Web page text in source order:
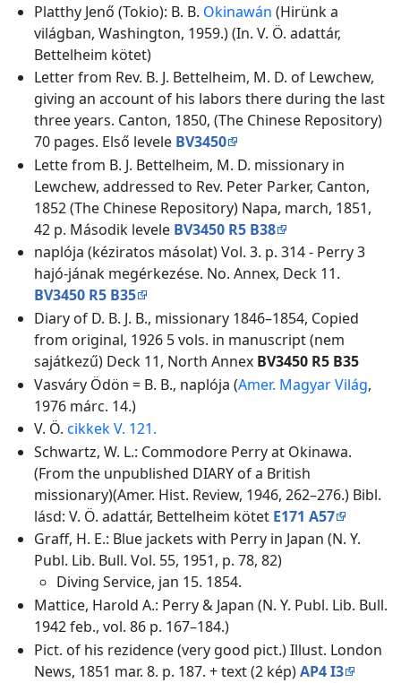
Platthy Jenő (Tokio): B. B. Okinawán (Hirünk a
világban, Washington, 1959.) (In. V. Ö. adattár,
Bettelheim kötet)
Letter from Rev. B. J. Bettelheim, M. D. of Lewchew,
giving an account of his labors there during the last
three years. Canton, 1850, (The Chinese Repository)
70 pages. Első levele BV3450
Lette from B. J. Bettelheim, M. D. missionary in
Lewchew, addressed to Rev. Peter Parker, Canton,
1852 (The Chinese Repository) Napa, march, 1851,
42 p. Második levele BV3450 R5 B38
naplója (kéziratos másolat) Vol. 3. p. 314 - Perry 3
hajó-jának megérkezése. No. Annex, Deck 11.
BV3450 R5 B35
Diary of D. B. J. B., missionary 1846–1854, Copied
from original, 1926 5 vols. in manuscript (nem
sajátkezű) Deck 11, North Annex BV3450 R5 B35
Vasváry Ödön = B. B., naplója (Amer. Magyar Világ,
1976 márc. 14.)
V. Ö. cikkek V. 121.
Schwartz, W. L.: Commodore Perry at Okinawa.
(From the unpublished DIARY of a British
missionary)(Amer. Hist. Review, 1946, 262–276.) Bibl.
lásd: V. Ö. adattár, Bettelheim kötet E171 A57
Graff, H. E.: Blue jackets with Perry in Japan (N. Y.
Publ. Lib. Bull. Vol. 55, 1951, p. 78, 82)
Diving Service, jan 15. 1854.
Mattice, Harold A.: Perry & Japan (N. Y. Publ. Lib. Bull.
1942 feb., vol. 86 p. 167–184.)
Pict. of his rezidence (very good pict.) Illust. London
News, 1851 mar. 8. p. 187. + text (2 kép)AP4 I3